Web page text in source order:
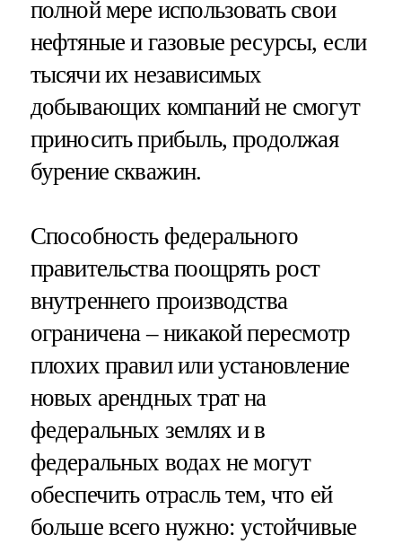
полной мере использовать свои
нефтяные и газовые ресурсы, если
тысячи их независимых
добывающих компаний не смогут
приносить прибыль, продолжая
бурение скважин.
Способность федерального
правительства поощрять рост
внутреннего производства
ограничена – никакой пересмотр
плохих правил или установление
новых арендных трат на
федеральных землях и в
федеральных водах не могут
обеспечить отрасль тем, что ей
больше всего нужно: устойчивые